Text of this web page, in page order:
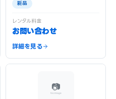
新品
レンタル料金
お問い合わせ
詳細を見る